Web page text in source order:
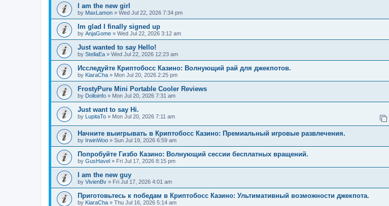
I am the new girl
by MaxLamon » Wed Jul 22, 2026 7:34 pm
Im glad I finally signed up
by AnjaGome » Wed Jul 22, 2026 3:12 am
Just wanted to say Hello!
by StellaEa » Wed Jul 22, 2026 12:23 am
Исследуйте Криптобосс Казино: Волнующий рай для джекпотов.
by KiaraCha » Mon Jul 20, 2026 2:25 pm
FrostyPure Mini Portable Cooler Reviews
by Dolloinfo » Mon Jul 20, 2026 7:31 am
Just want to say Hi.
by LupitaTo » Mon Jul 20, 2026 7:11 am
Начните выигрывать в Криптобосс Казино: Премиальный игровые развлечения.
by IrwinWoo » Sun Jul 19, 2026 6:59 am
Попробуйте Гизбо Казино: Волнующий сессии бесплатных вращений.
by GusHavel » Fri Jul 17, 2026 8:15 pm
I am the new guy
by VivienBv » Fri Jul 17, 2026 4:01 am
Приготовьтесь к победам в Криптобосс Казино: Ультимативный возможности джекпота.
by KiaraCha » Thu Jul 16, 2026 5:14 am